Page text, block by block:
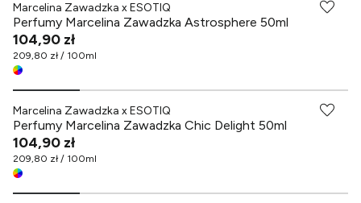
Marcelina Zawadzka x ESOTIQ
Perfumy Marcelina Zawadzka Astrosphere 50ml
104,90 zł
209,80 zł / 100ml
Marcelina Zawadzka x ESOTIQ
Perfumy Marcelina Zawadzka Chic Delight 50ml
104,90 zł
209,80 zł / 100ml